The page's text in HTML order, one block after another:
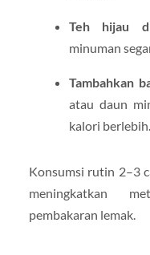
Teh hijau
minuman
Tambahkan
atau daun
kalori berlebih.
Konsumsi rutin 2–3
meningkatkan
pembakaran lemak.